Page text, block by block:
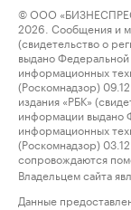
© ООО
2026. Сообщения и
(свидетельство о
выдано
информационных
(Роскомнадзор)
издания «РБК»
информации выдано
информационных
(Роскомнадзор)
сопровождаются
Владельцем сайта
Данные